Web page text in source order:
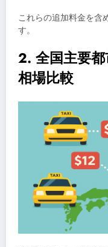
これらの追加料金を含
す。
2. 全国主要
相場比較